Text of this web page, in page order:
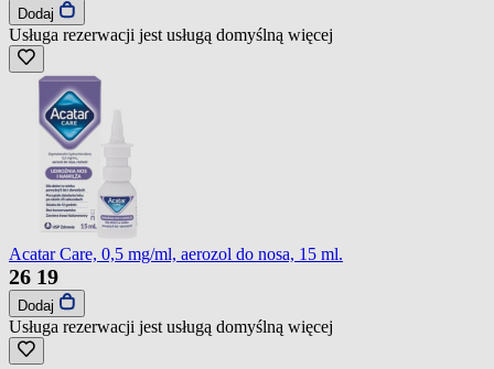
Dodaj
Usługa rezerwacji jest usługą domyślną więcej
Acatar Care, 0,5 mg/ml, aerozol do nosa, 15 ml.
26 19
Dodaj
Usługa rezerwacji jest usługą domyślną więcej